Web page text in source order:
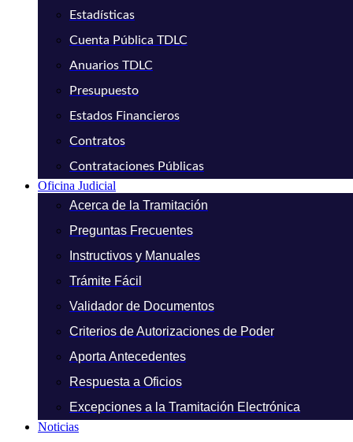
Estadísticas
Cuenta Pública TDLC
Anuarios TDLC
Presupuesto
Estados Financieros
Contratos
Contrataciones Públicas
Oficina Judicial
Acerca de la Tramitación
Preguntas Frecuentes
Instructivos y Manuales
Trámite Fácil
Validador de Documentos
Criterios de Autorizaciones de Poder
Aporta Antecedentes
Respuesta a Oficios
Excepciones a la Tramitación Electrónica
Noticias